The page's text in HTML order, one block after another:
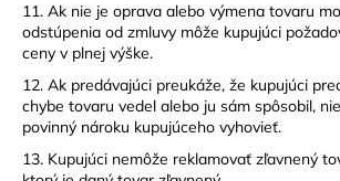
11. Ak nie je oprava alebo výmena tovaru
odstúpenia od zmluvy môže kupujúci
ceny v plnej výške.
12. Ak predávajúci preukáže, že kupujúci
chybe tovaru vedel alebo ju sám spôsobil,
povinný nároku kupujúceho vyhovieť.
13. Kupujúci nemôže reklamovať zľavnený